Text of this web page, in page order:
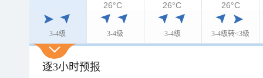
3-4级 3-4级 3-4级 3-4级转<3级
26°C 26°C 26°C
逐3小时预报